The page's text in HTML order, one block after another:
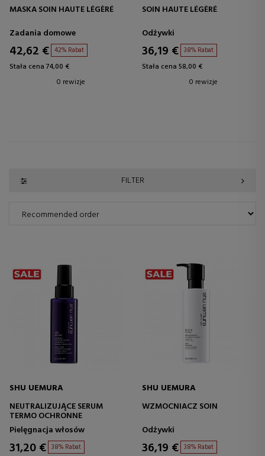
MASKA SOIN HAUTE LÉGÈRÉ
Zadania domowe
42,62 € 42% Rabat
Stała cena 74,00 €
0 rewizje
SOIN HAUTE LÉGÈRÉ
Odżywki
36,19 € 38% Rabat
Stała cena 58,00 €
0 rewizje
FILTER
SHU UEMURA
NEUTRALIZUJĄCE SERUM
TERMO OCHRONNE
Pielęgnacja włosów
31,20 € 38% Rabat
SHU UEMURA
WZMOCNIACZ SOIN
Odżywki
36,19 € 38% Rabat